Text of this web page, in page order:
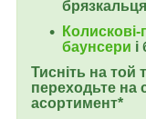
баунсери
Тисніть на той
переходьте на
асортимент*